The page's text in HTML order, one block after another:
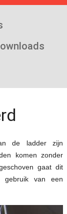
de ladder zijn
komen zonder
gaat dit
gebruik van een